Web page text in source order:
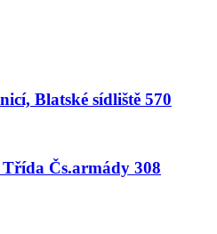
Blatské sídliště 570
Čs.armády 308